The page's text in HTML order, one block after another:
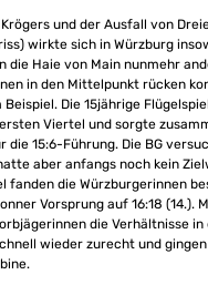
und der Ausfall von
wirkte sich in Würzburg
die Haie von Main nunmehr
in den Mittelpunkt rücken
Beispiel. Die 15jährige
Viertel und sorgte
die 15:6-Führung. Die BG
aber anfangs noch kein
fanden die Würzburgerinnen
Vorsprung auf 16:18 (14.).
die Verhältnisse in
wieder zurecht und